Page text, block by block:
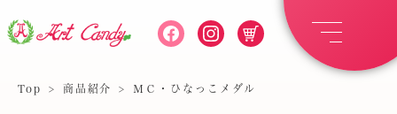
Top > 商品紹介 > ＭＣ・ひなっこメダル